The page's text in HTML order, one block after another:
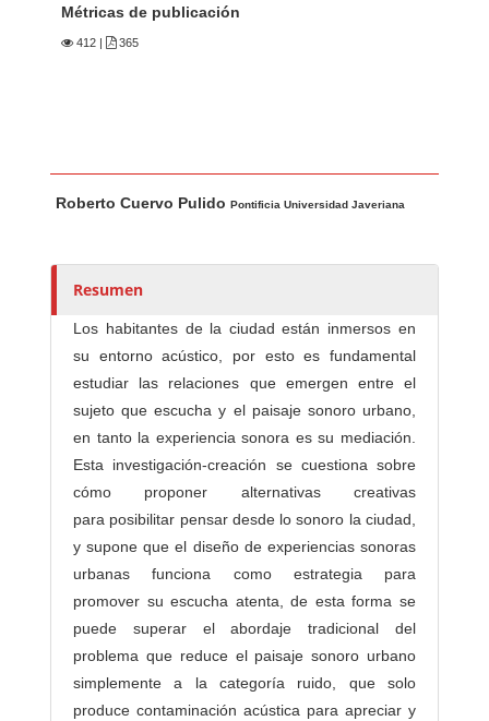
Métricas de publicación
412 365
u
o
e
Roberto Cuervo PulidoPontificia Universidad Javeriana
Resumen
Los habitantes de la ciudad están inmersos en
su entorno acústico, por esto es fundamental
estudiar las relaciones que emergen entre el
sujeto que escucha y el paisaje sonoro urbano,
en tanto la experiencia sonora es su mediación.
Esta investigación-creación se cuestiona sobre
cómo proponer alternativas creativas
para posibilitar pensar desde lo sonoro la ciudad,
y supone que el diseño de experiencias sonoras
urbanas funciona como estrategia para
promover su escucha atenta, de esta forma se
puede superar el abordaje tradicional del
problema que reduce el paisaje sonoro urbano
simplemente a la categoría ruido, que solo
produce contaminación acústica para apreciar y